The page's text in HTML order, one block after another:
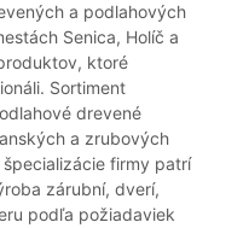
a podlahových
Senica, Holíč a
ktoré
Sortiment
drevené
a zrubových
firmy patrí
zárubní, dverí,
podľa požiadaviek